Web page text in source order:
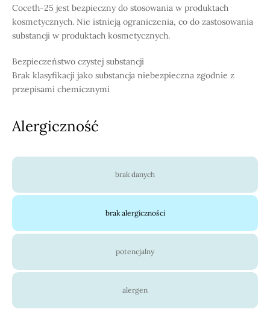
Coceth-25 jest bezpieczny do stosowania w produktach
kosmetycznych. Nie istnieją ograniczenia, co do zastosowania
substancji w produktach kosmetycznych.
Bezpieczeństwo czystej substancji
Brak klasyfikacji jako substancja niebezpieczna zgodnie z
przepisami chemicznymi
Alergiczność
brak danych
brak alergiczności
potencjalny
alergen